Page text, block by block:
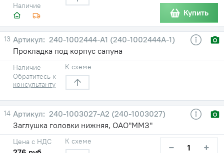
Наличие
Купить
13
240-1002444-А1 (240-1002444А-1)
Прокладка под корпус сапуна
Наличие
Обратитесь к
консультанту
К схеме
14
240-1003027-А2 (240-1003027)
Заглушка головки нижняя, ОАО"ММЗ"
Цена с НДС К схеме − +